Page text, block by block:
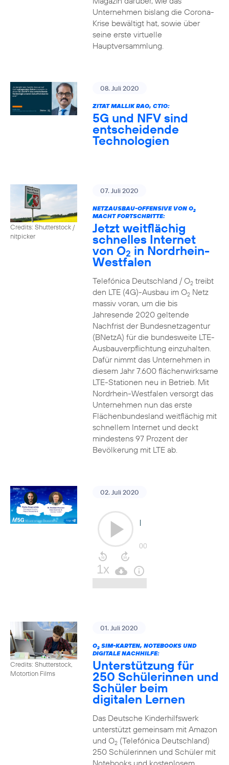
Unternehmen bislang die Corona-
Krise bewältigt hat, sowie über
seine erste virtuelle
Hauptversammlung.
08. Juli 2020
ZITAT MALLIK RAO, CTIO:
5G und NFV sind
entscheidende
Technologien
Credits: Shutterstock /
nitpicker
07. Juli 2020
NETZAUSBAU-OFFENSIVE VON O2
MACHT FORTSCHRITTE:
Jetzt weitflächig
schnelles Internet
von O2 in Nordrhein-
Westfalen
Telefónica Deutschland / O2treibt
den LTE (4G)-Ausbau im O2Netz
massiv voran, um die bis
Jahresende 2020 geltende
Nachfrist der Bundesnetzagentur
(BNetzA) für die bundesweite LTE-
Ausbauverpflichtung einzuhalten.
Dafür nimmt das Unternehmen in
diesem Jahr 7.600 flächenwirksame
LTE-Stationen neu in Betrieb. Mit
Nordrhein-Westfalen versorgt das
Unternehmen nun das erste
Flächenbundesland weitflächig mit
schnellem Internet und deckt
mindestens 97 Prozent der
Bevölkerung mit LTE ab.
02. Juli 2020
Credits: Shutterstock,
Motortion Films
01. Juli 2020
O2SIM-KARTEN, NOTEBOOKS UND
DIGITALE NACHHILFE:
Unterstützung für
250 Schülerinnen und
Schüler beim
digitalen Lernen
Das Deutsche Kinderhilfswerk
unterstützt gemeinsam mit Amazon
und O2(Telefónica Deutschland)
250 Schülerinnen und Schüler mit
Notebooks und kostenlosem